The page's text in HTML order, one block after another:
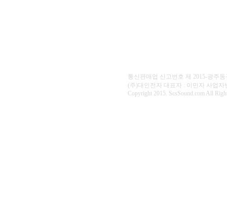
통신판매업 신고번호 제 2015-광주
(주)대인전자 대표자 : 이민자 사업자
Copyright 2015. ScsSound.com All